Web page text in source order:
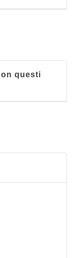
questi